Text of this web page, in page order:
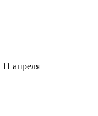
11 апреля